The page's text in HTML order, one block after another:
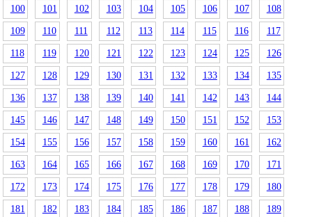
100 101 102 103 104 105 106 107 108
109 110 111 112 113 114 115 116 117
118 119 120 121 122 123 124 125 126
127 128 129 130 131 132 133 134 135
136 137 138 139 140 141 142 143 144
145 146 147 148 149 150 151 152 153
154 155 156 157 158 159 160 161 162
163 164 165 166 167 168 169 170 171
172 173 174 175 176 177 178 179 180
181 182 183 184 185 186 187 188 189